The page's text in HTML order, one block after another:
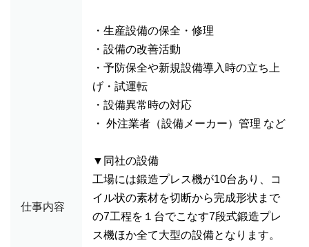
仕事内容
・生産設備の保全・修理
・設備の改善活動
・予防保全や新規設備導入時の立ち上
げ・試運転
・設備異常時の対応
・ 外注業者（設備メーカー）管理 など
▼同社の設備
工場には鍛造プレス機が10台あり、コ
イル状の素材を切断から完成形状まで
の7工程を１台でこなす7段式鍛造プレ
ス機ほか全て大型の設備となります。